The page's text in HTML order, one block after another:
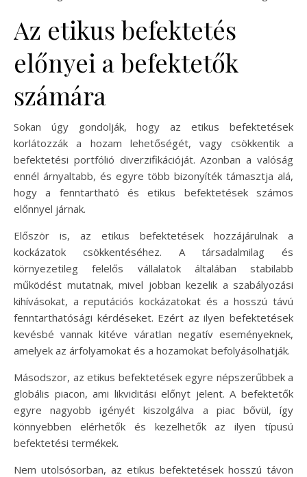
Az etikus befektetés
előnyei a befektetők
számára
Sokan úgy gondolják, hogy az etikus befektetések
korlátozzák a hozam lehetőségét, vagy csökkentik a
befektetési portfólió diverzifikációját. Azonban a valóság
ennél árnyaltabb, és egyre több bizonyíték támasztja alá,
hogy a fenntartható és etikus befektetések számos
előnnyel járnak.
Először is, az etikus befektetések hozzájárulnak a
kockázatok csökkentéséhez. A társadalmilag és
környezetileg felelős vállalatok általában stabilabb
működést mutatnak, mivel jobban kezelik a szabályozási
kihívásokat, a reputációs kockázatokat és a hosszú távú
fenntarthatósági kérdéseket. Ezért az ilyen befektetések
kevésbé vannak kitéve váratlan negatív eseményeknek,
amelyek az árfolyamokat és a hozamokat befolyásolhatják.
Másodszor, az etikus befektetések egyre népszerűbbek a
globális piacon, ami likviditási előnyt jelent. A befektetők
egyre nagyobb igényét kiszolgálva a piac bővül, így
könnyebben elérhetők és kezelhetők az ilyen típusú
befektetési termékek.
Nem utolsósorban, az etikus befektetések hosszú távon